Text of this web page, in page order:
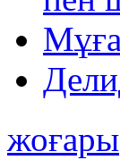
жоғары